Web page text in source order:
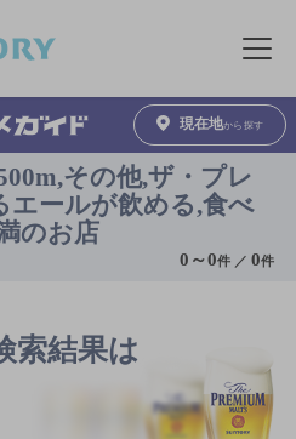
メニュ
現在地から探す
その他,ザ・プレ
エールが飲める,食べ
のお店
0 ～0件 ／0件
索結果は